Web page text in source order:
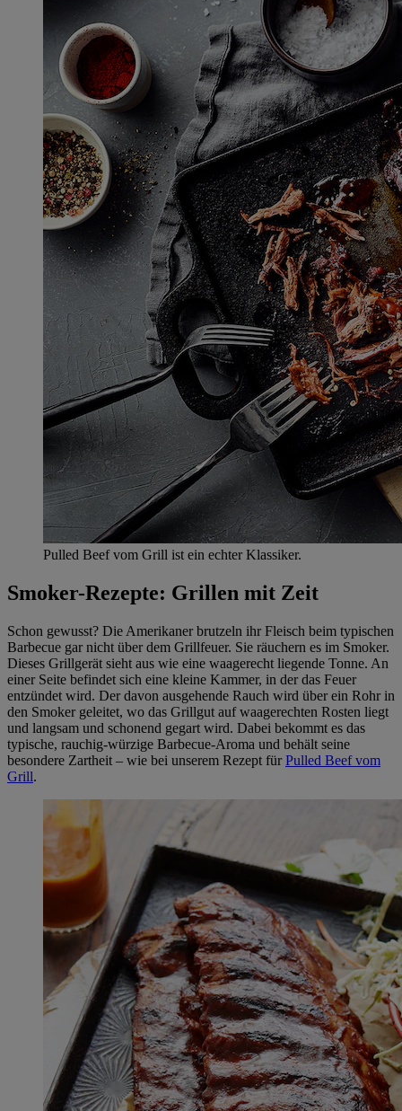
Pulled Beef vom Grill ist ein echter Klassiker.
Smoker-Rezepte: Grillen mit Zeit
Schon gewusst? Die Amerikaner brutzeln ihr Fleisch beim typischen
Barbecue gar nicht über dem Grillfeuer. Sie räuchern es im Smoker.
Dieses Grillgerät sieht aus wie eine waagerecht liegende Tonne. An
einer Seite befindet sich eine kleine Kammer, in der das Feuer
entzündet wird. Der davon ausgehende Rauch wird über ein Rohr in
den Smoker geleitet, wo das Grillgut auf waagerechten Rosten liegt
und langsam und schonend gegart wird. Dabei bekommt es das
typische, rauchig-würzige Barbecue-Aroma und behält seine
besondere Zartheit – wie bei unserem Rezept für Pulled Beef vom
Grill.